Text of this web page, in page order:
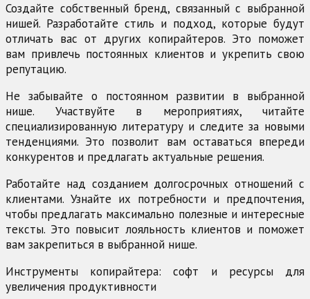
Создайте собственный бренд, связанный с выбранной
нишей. Разработайте стиль и подход, которые будут
отличать вас от других копирайтеров. Это поможет
вам привлечь постоянных клиентов и укрепить свою
репутацию.
Не забывайте о постоянном развитии в выбранной
нише. Участвуйте в мероприятиях, читайте
специализированную литературу и следите за новыми
тенденциями. Это позволит вам оставаться впереди
конкурентов и предлагать актуальные решения.
Работайте над созданием долгосрочных отношений с
клиентами. Узнайте их потребности и предпочтения,
чтобы предлагать максимально полезные и интересные
тексты. Это повысит лояльность клиентов и поможет
вам закрепиться в выбранной нише.
Инструменты копирайтера: софт и ресурсы для
увеличения продуктивности